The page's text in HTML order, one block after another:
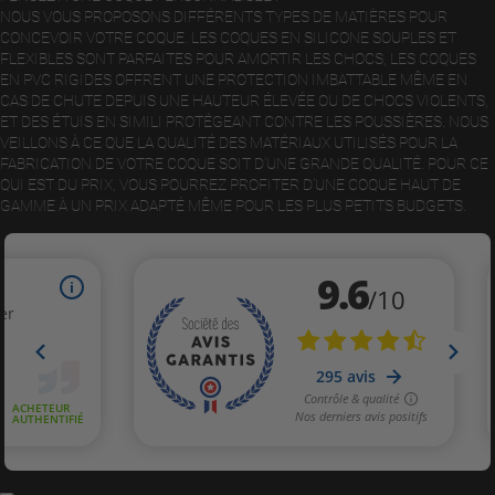
NOUS VOUS PROPOSONS DIFFÉRENTS TYPES DE MATIÈRES POUR
CONCEVOIR VOTRE COQUE. LES COQUES EN SILICONE SOUPLES ET
FLEXIBLES SONT PARFAITES POUR AMORTIR LES CHOCS, LES COQUES
EN PVC RIGIDES OFFRENT UNE PROTECTION IMBATTABLE MÊME EN
CAS DE CHUTE DEPUIS UNE HAUTEUR ÉLEVÉE OU DE CHOCS VIOLENTS,
ET DES ÉTUIS EN SIMILI PROTÉGEANT CONTRE LES POUSSIÈRES. NOUS
VEILLONS À CE QUE LA QUALITÉ DES MATÉRIAUX UTILISÉS POUR LA
FABRICATION DE VOTRE COQUE SOIT D’UNE GRANDE QUALITÉ. POUR CE
QUI EST DU PRIX, VOUS POURREZ PROFITER D’UNE COQUE HAUT DE
GAMME À UN PRIX ADAPTÉ MÊME POUR LES PLUS PETITS BUDGETS.